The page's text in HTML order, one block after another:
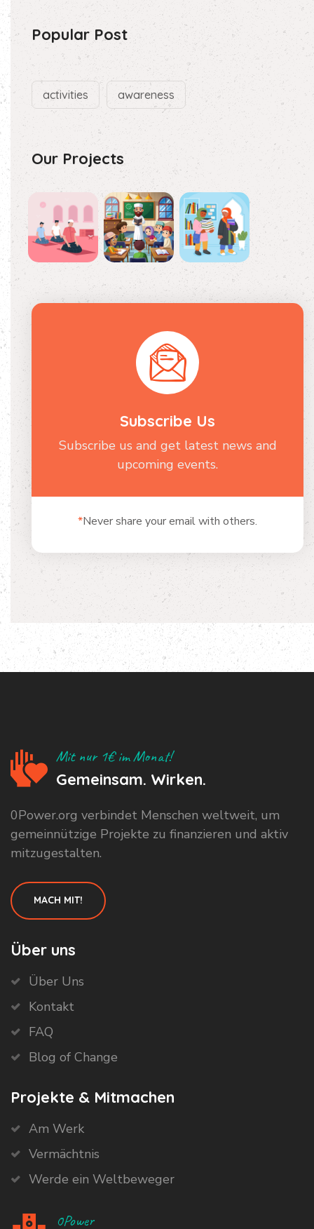
Popular Post
activities awareness
Our Projects
Subscribe Us
Subscribe us and get latest news and
upcoming events.
*Never share your email with others.
Mit nur 1€ im Monat!
Gemeinsam. Wirken.
0Power.org verbindet Menschen weltweit, um
gemeinnützige Projekte zu finanzieren und aktiv
mitzugestalten.
MACH MIT!
Über uns
Über Uns
Kontakt
FAQ
Blog of Change
Projekte & Mitmachen
Am Werk
Vermächtnis
Werde ein Weltbeweger
0Power